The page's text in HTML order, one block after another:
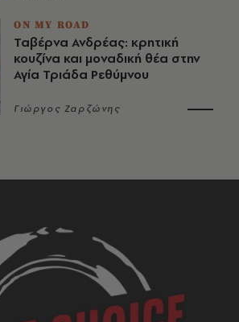
ON MY ROAD
Ταβέρνα Ανδρέας: κρητική
κουζίνα και μοναδική θέα στην
Αγία Τριάδα Ρεθύμνου
Γιώργος Ζαρζώνης